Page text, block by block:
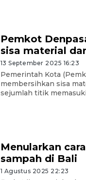
Pemkot
sisa material
13 September 2025 16:23
Pemerintah Kota
membersihkan sisa
sejumlah titik
Menularkan
sampah di Bali
1 Agustus 2025 22:23